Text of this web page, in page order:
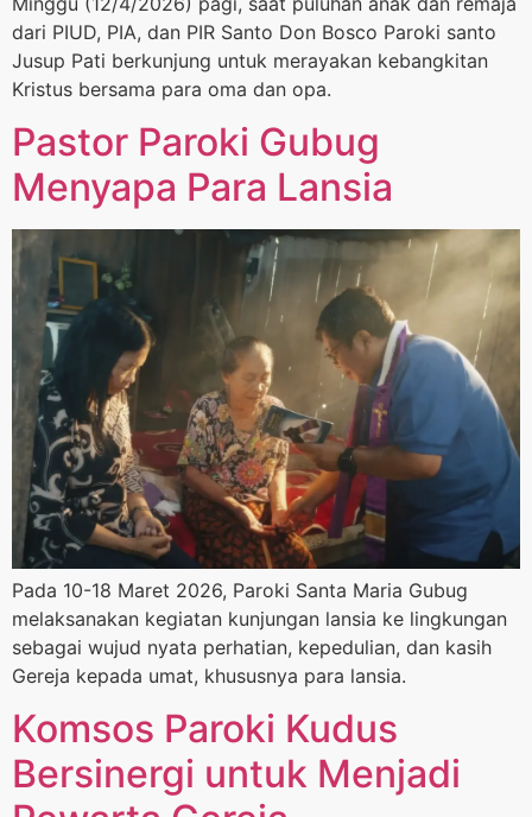
dari PIUD, PIA, dan PIR Santo Don Bosco Paroki santo
Jusup Pati berkunjung untuk merayakan kebangkitan
Kristus bersama para oma dan opa.
Pastor Paroki Gubug
Menyapa Para Lansia
Pada 10-18 Maret 2026, Paroki Santa Maria Gubug
melaksanakan kegiatan kunjungan lansia ke lingkungan
sebagai wujud nyata perhatian, kepedulian, dan kasih
Gereja kepada umat, khususnya para lansia.
Komsos Paroki Kudus
Bersinergi untuk Menjadi